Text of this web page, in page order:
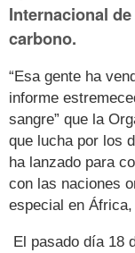
Internacional
carbono.
“Esa gente ha
informe
sangre” que la
que lucha por los
ha lanzado para
con las naciones
especial en
El pasado día 18